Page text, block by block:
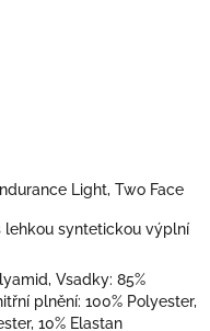
Light, Two Face
lehkou syntetickou výplní
Vsadky: 85%
plnění: 100% Polyester,
10% Elastan